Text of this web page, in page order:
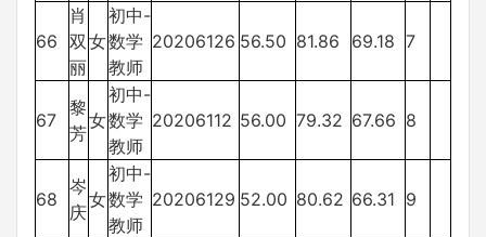
66
肖
双
丽
女
初中-
数学
教师
20206126 56.50 81.86 69.18 7
67
黎
芳
女
初中-
数学
教师
20206112 56.00 79.32 67.66 8
68
岑
庆
女
初中-
数学
教师
20206129 52.00 80.62 66.31 9